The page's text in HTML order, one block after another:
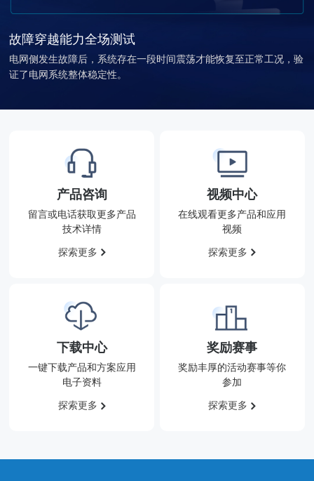
故障穿越能力全场测试
电网侧发生故障后，系统存在一段时间震荡才能恢复至正常工况，验
证了电网系统整体稳定性。
产品咨询
留言或电话获取更多产品
技术详情
探索更多
视频中心
在线观看更多产品和应用
视频
探索更多
下载中心
一键下载产品和方案应用
电子资料
探索更多
奖励赛事
奖励丰厚的活动赛事等你
参加
探索更多